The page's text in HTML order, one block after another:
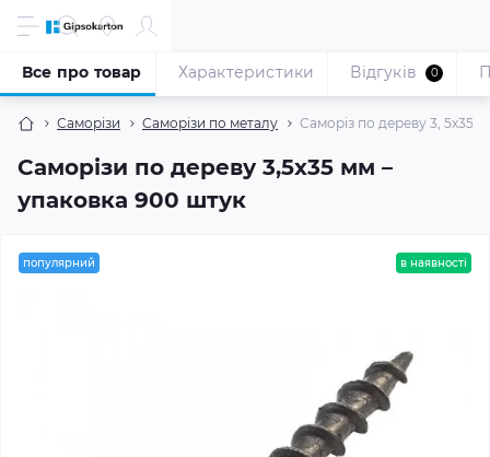
Саморізи Саморізи по металу Саморіз по дереву 3, 5x35
Саморізи по дереву 3,5x35 мм –
упаковка 900 штук
Все про товар Характеристики Відгуків 0
популярний в наявності